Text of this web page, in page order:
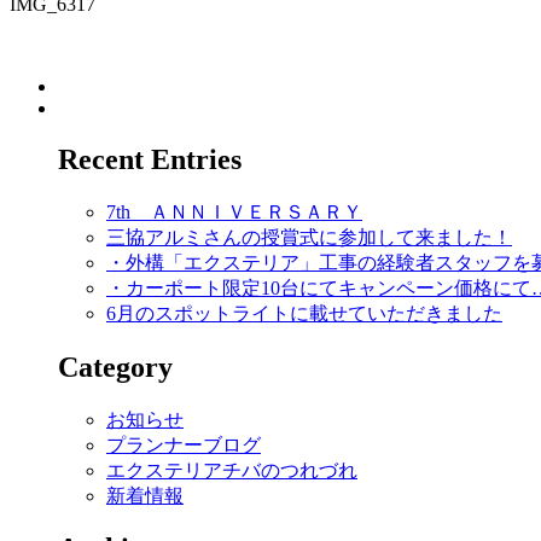
Recent Entries
7th ＡＮＮＩＶＥＲＳＡＲＹ
三協アルミさんの授賞式に参加して来ました！
・外構「エクステリア」工事の経験者スタッフを
・カーポート限定10台にてキャンペーン価格に
6月のスポットライトに載せていただきました
Category
お知らせ
プランナーブログ
エクステリアチバのつれづれ
新着情報